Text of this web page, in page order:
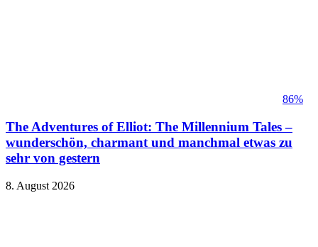
86%
The Adventures of Elliot: The Millennium Tales –
wunderschön, charmant und manchmal etwas zu
sehr von gestern
8. August 2026